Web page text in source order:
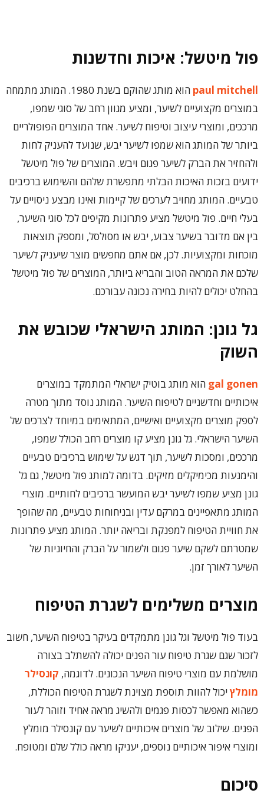
פול מיטשל: איכות וחדשנות
paul mitchell
הוא מותג שהוקם בשנת 1980. המותג מתמחה
במוצרים מקצועיים לשיער, ומציע מגוון רחב של סוגי שמפו,
מרככים, ומוצרי עיצוב וטיפוח לשיער. אחד המוצרים הפופולריים
ביותר של המותג הוא שמפו לשיער יבש, שנועד להעניק לחות
ולהחזיר את הברק לשיער פגום ויבש. המוצרים של פול מיטשל
ידועים בזכות האיכות הבלתי מתפשרת שלהם והשימוש ברכיבים
טבעיים. המותג מחויב לערכים של קיימות ואינו מבצע ניסויים על
בעלי חיים. פול מיטשל מציע פתרונות מקיפים לכל סוגי השיער,
בין אם מדובר בשיער צבוע, יבש או מסולסל, ומספק תוצאות
מוכחות ומקצועיות. לכן, אם אתם מחפשים מוצר שיעניק לשיער
שלכם את המראה הטוב והבריא ביותר, המוצרים של פול מיטשל
בהחלט יכולים להיות בחירה נכונה עבורכם.
גל גונן: המותג הישראלי שכובש את
השוק
gal gonen הוא מותג בוטיק ישראלי המתמקד במוצרים
איכותיים וחדשניים לטיפוח השיער. המותג נוסד מתוך מטרה
לספק מוצרים מקצועיים ואישיים, המתאימים במיוחד לצרכים של
השיער הישראלי. גל גונן מציע קו מוצרים רחב הכולל שמפו,
מרככים, ומסכות לשיער, תוך דגש על שימוש ברכיבים טבעיים
והימנעות מכימיקלים מזיקים. בדומה למותג פול מיטשל, גם גל
גונן מציע שמפו לשיער יבש המועשר ברכיבים לחותיים. מוצרי
המותג מתאפיינים במרקם עדין ובניחוחות טבעיים, מה שהופך
את חוויית הטיפוח למפנקת ובריאה יותר. המותג מציע פתרונות
שמטרתם לשקם שיער פגום ולשמור על הברק והחיוניות של
השיער לאורך זמן.
מוצרים משלימים לשגרת הטיפוח
בעוד פול מיטשל וגל גונן מתמקדים בעיקר בטיפוח השיער, חשוב
לזכור שגם שגרת טיפוח עור הפנים יכולה להשתלב בצורה
מושלמת עם מוצרי טיפוח השיער הנכונים. לדוגמה, קונסילר
מומלץיכול להוות תוספת מצוינת לשגרת הטיפוח הכוללת,
כשהוא מאפשר לכסות פגמים ולהשיג מראה אחיד וזוהר לעור
הפנים. שילוב של מוצרים איכותיים לשיער עם קונסילר מומלץ
ומוצרי איפור איכותיים נוספים, יעניקו מראה כולל שלם ומטופח.
סיכום